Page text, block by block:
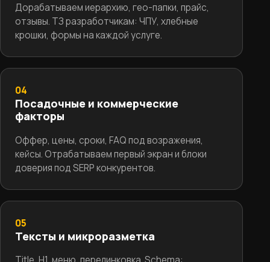
Дорабатываем иерархию, гео-папки, прайс,
отзывы. ТЗ разработчикам: ЧПУ, хлебные
крошки, формы на каждой услуге.
04
Посадочные и коммерческие
факторы
Оффер, цены, сроки, FAQ под возражения,
кейсы. Отрабатываем первый экран и блоки
доверия под SERP конкурентов.
05
Тексты и микроразметка